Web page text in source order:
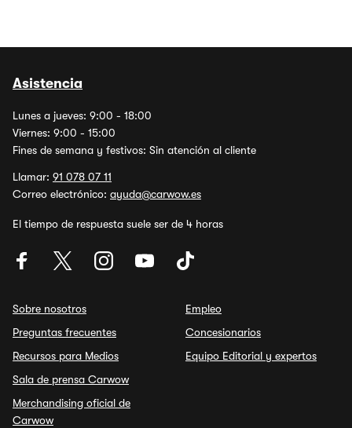
Asistencia
Lunes a jueves: 9:00 - 18:00
Viernes: 9:00 - 15:00
Fines de semana y festivos: Sin atención al cliente
Llamar: 91 078 07 11
Correo electrónico: ayuda@carwow.es
El tiempo de respuesta suele ser de 4 horas
Sobre nosotros
Preguntas frecuentes
Recursos para Medios
Sala de prensa Carwow
Merchandising oficial de
Carwow
Empleo
Concesionarios
Equipo Editorial y expertos